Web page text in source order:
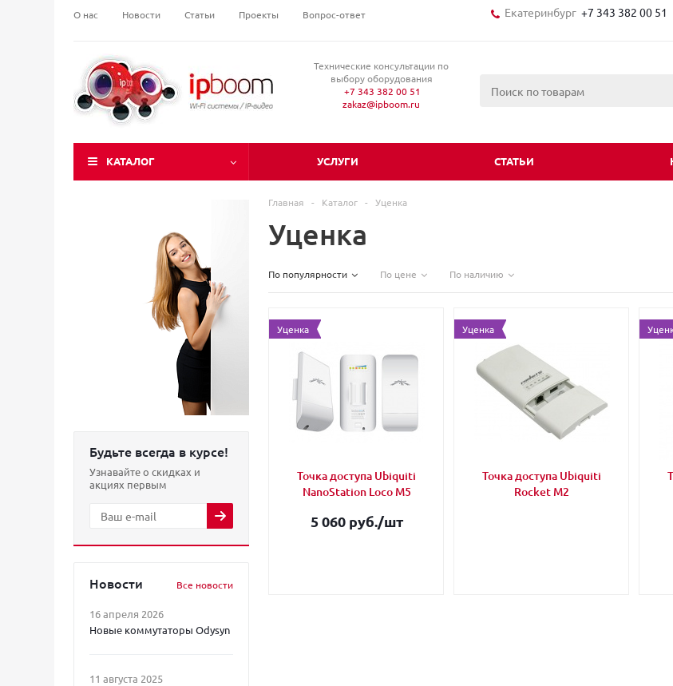
О нас Новости Статьи Проекты Вопрос-ответ Екатеринбург +7 343 382 00 51
Технические консультации по
выбору оборудования
+7 343 382 00 51
zakaz@ipboom.ru
КАТАЛОГ УСЛУГИ СТАТЬИ
Будьте всегда в курсе!
Узнавайте о скидках и
акциях первым
Новости Все новости
16 апреля 2026
Новые коммутаторы Odysyn
11 августа 2025
Главная - Каталог - Уценка
Уценка
По популярности По цене По наличию
Уценка
Точка доступа Ubiquiti
NanoStation Loco M5
5 060 руб./шт
Уценка
Точка доступа Ubiquiti
Rocket M2